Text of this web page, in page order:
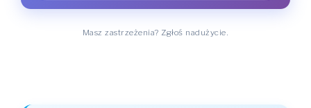
Masz zastrzeżenia? Zgłoś nadużycie.